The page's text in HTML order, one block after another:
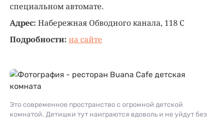
специальном автомате.
Адрес: Набережная Обводного канала, 118 С
Подробности: на сайте
Это современное пространство с огромной детской
комнатой. Детишки тут наиграются вдоволь и не уйдут без